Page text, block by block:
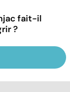
fait-il
?